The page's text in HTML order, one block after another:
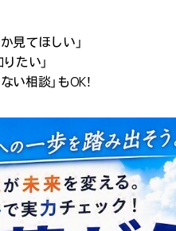
見てほしい」
たい」
い相談」もOK！